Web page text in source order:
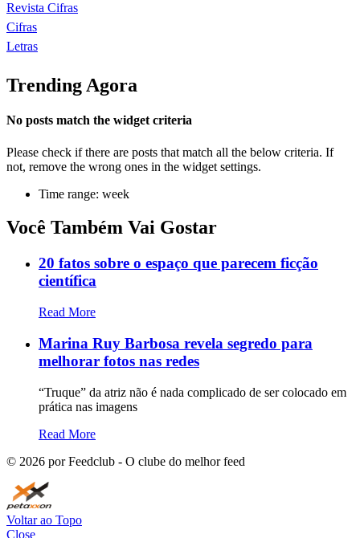
Revista Cifras
Cifras
Letras
Trending Agora
No posts match the widget criteria
Please check if there are posts that match all the below criteria. If
not, remove the wrong ones in the widget settings.
Time range: week
Você Também Vai Gostar
20 fatos sobre o espaço que parecem ficção
científica
Read More
Marina Ruy Barbosa revela segredo para
melhorar fotos nas redes
“Truque” da atriz não é nada complicado de ser colocado em
prática nas imagens
Read More
© 2026 por Feedclub - O clube do melhor feed
Voltar ao Topo
Close